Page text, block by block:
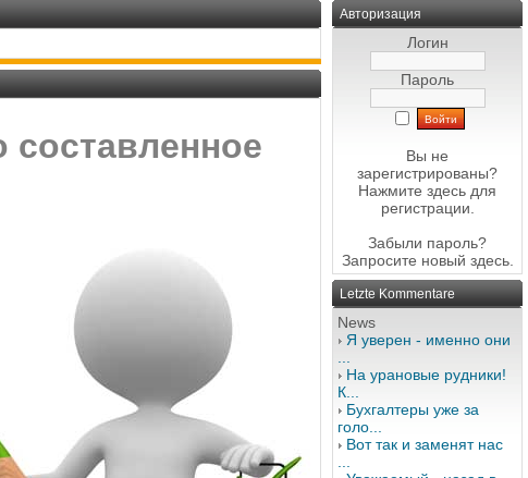
составленное
Авторизация
Логин
Пароль
Вы не
зарегистрированы?
Нажмите здесь для
регистрации.
Забыли пароль?
Запросите новый здесь.
Letzte Kommentare
News
Я уверен - именно они
На урановые рудники!
К...
Бухгалтеры уже за
голо...
Вот так и заменят нас